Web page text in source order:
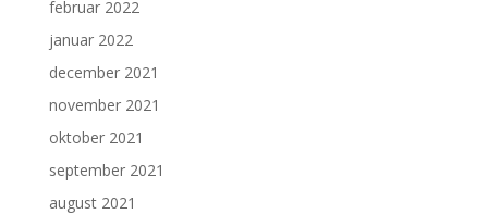
februar 2022
januar 2022
december 2021
november 2021
oktober 2021
september 2021
august 2021